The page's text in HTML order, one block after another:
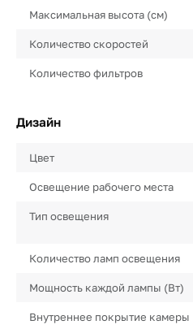
Максимальная высота (см)
Количество скоростей
Количество фильтров
Дизайн
Цвет
Освещение рабочего места
Тип освещения
Количество ламп освещения
Мощность каждой лампы (Вт)
Внутреннее покрытие камеры